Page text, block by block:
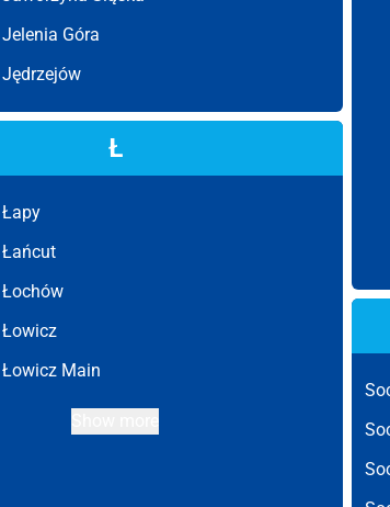
Jelenia Góra
Jędrzejów
Ł
Łapy
Łańcut
Łochów
Łowicz
Łowicz Main